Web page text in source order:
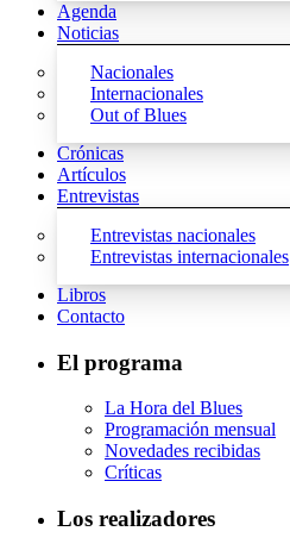
Agenda
Noticias
Nacionales
Internacionales
Out of Blues
Crónicas
Artículos
Entrevistas
Entrevistas nacionales
Entrevistas internacionales
Libros
Contacto
El programa
La Hora del Blues
Programación mensual
Novedades recibidas
Críticas
Los realizadores